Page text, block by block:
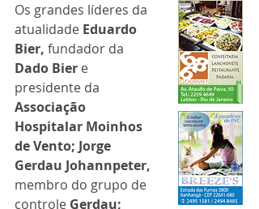
Os grandes líderes da
atualidade Eduardo
Bier, fundador da
Dado Bier e
presidente da
Associação
Hospitalar Moinhos
de Vento; Jorge
Gerdau Johannpeter,
membro do grupo de
controle Gerdau;